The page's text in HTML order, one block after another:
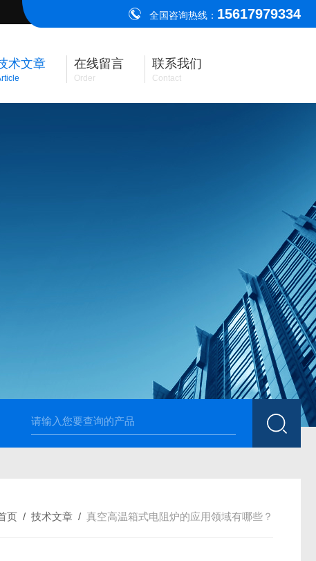
全国咨询热线： 15617979334
术文章 在线留言
Order
联系我们
Contact
高温烧结升降炉 可四面加热 1700度升降式马弗炉 烧
页 / 技术文章 / 真空高温箱式电阻炉的应用领域有哪些？